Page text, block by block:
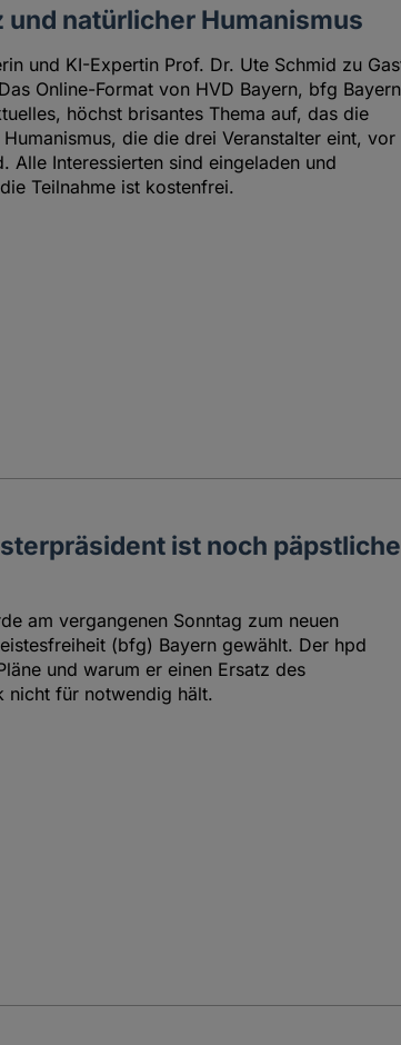
natürlicher Humanismus
und KI-Expertin Prof. Dr. Ute Schmid zu
Online-Format von HVD Bayern, bfg Bayern
höchst brisantes Thema auf, das die
die die drei Veranstalter eint, vor
Alle Interessierten sind eingeladen und
Teilnahme ist kostenfrei.
ist noch
am vergangenen Sonntag zum neuen
(bfg) Bayern gewählt. Der hpd
und warum er einen Ersatz des
nicht für notwendig hält.